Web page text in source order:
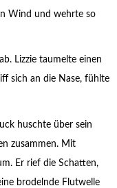
Wind und wehrte so
Lizzie taumelte einen
sich an die Nase, fühlte
huschte über sein
zusammen. Mit
Er rief die Schatten,
brodelnde Flutwelle